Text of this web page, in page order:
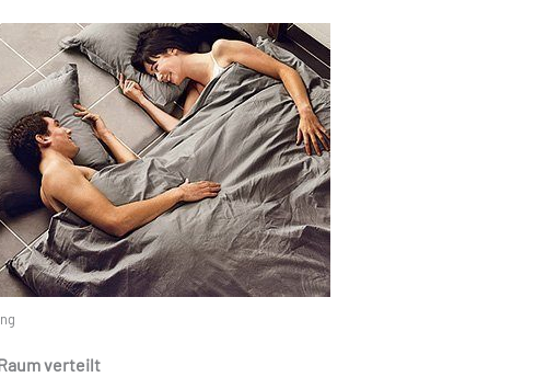
verteilt